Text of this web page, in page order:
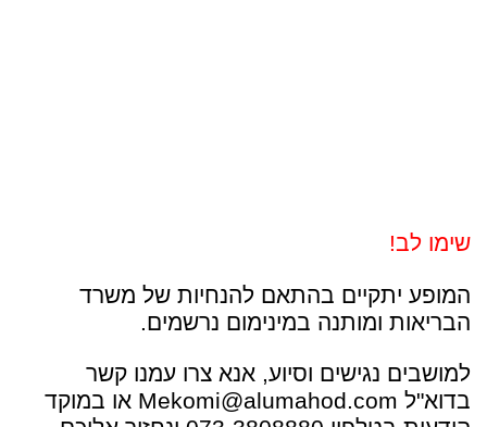
שימו לב!
המופע יתקיים בהתאם להנחיות של משרד
הבריאות ומותנה במינימום נרשמים.
למושבים נגישים וסיוע, אנא צרו עמנו קשר
בדוא"ל Mekomi@alumahod.com או במוקד